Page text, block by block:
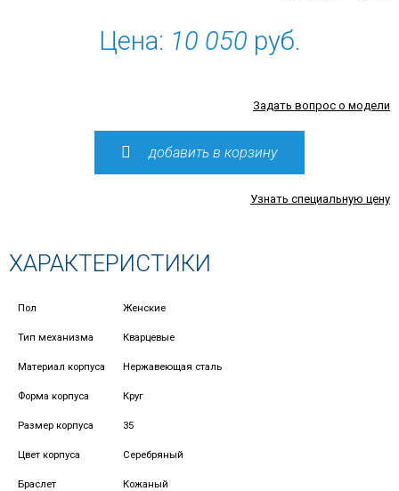
Цена: 10 050 руб.
Задать вопрос о модели
добавить в корзину
Узнать специальную цену
ХАРАКТЕРИСТИКИ
Пол Женские
Тип механизма Кварцевые
Материал корпуса Нержавеющая сталь
Форма корпуса Круг
Размер корпуса 35
Цвет корпуса Серебряный
Браслет Кожаный